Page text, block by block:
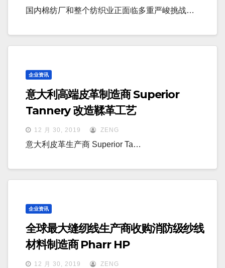
国内棉纺厂和整个纺织业正面临多重严峻挑战…
企业资讯
意大利高端皮革制造商 Superior
Tannery 改造鞣革工艺
12 月 30, 2019 ZENG
意大利皮革生产商 Superior Ta…
企业资讯
全球最大缝纫线生产商收购消防级纱线
材料制造商 Pharr HP
12 月 30, 2019 ZENG